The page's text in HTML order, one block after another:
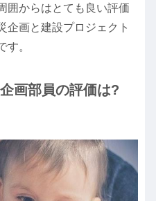
囲からはとても良い評価
企画と建設プロジェクト
す。
画部員の評価は?